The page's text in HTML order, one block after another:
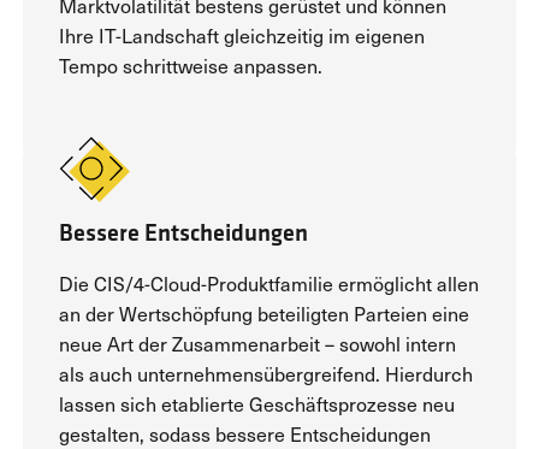
Ihre IT-Landschaft gleichzeitig im eigenen
Tempo schrittweise anpassen.
Bessere Entscheidungen
Die CIS/4-Cloud-Produktfamilie ermöglicht allen
an der Wertschöpfung beteiligten Parteien eine
neue Art der Zusammenarbeit – sowohl intern
als auch unternehmensübergreifend. Hierdurch
lassen sich etablierte Geschäftsprozesse neu
gestalten, sodass bessere Entscheidungen